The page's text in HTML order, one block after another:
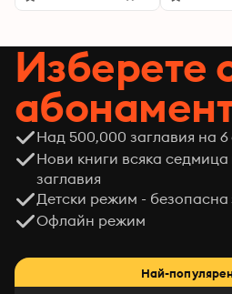
Изберете
Над 500,000 заглавия на 6
Нови книги всяка седмица
заглавия
Детски режим - безопасна
Офлайн режим
Най-популярен